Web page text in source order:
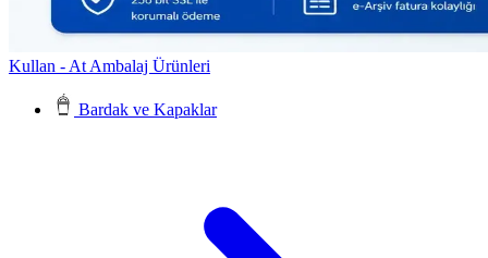
Kullan - At Ambalaj Ürünleri
Bardak ve Kapaklar